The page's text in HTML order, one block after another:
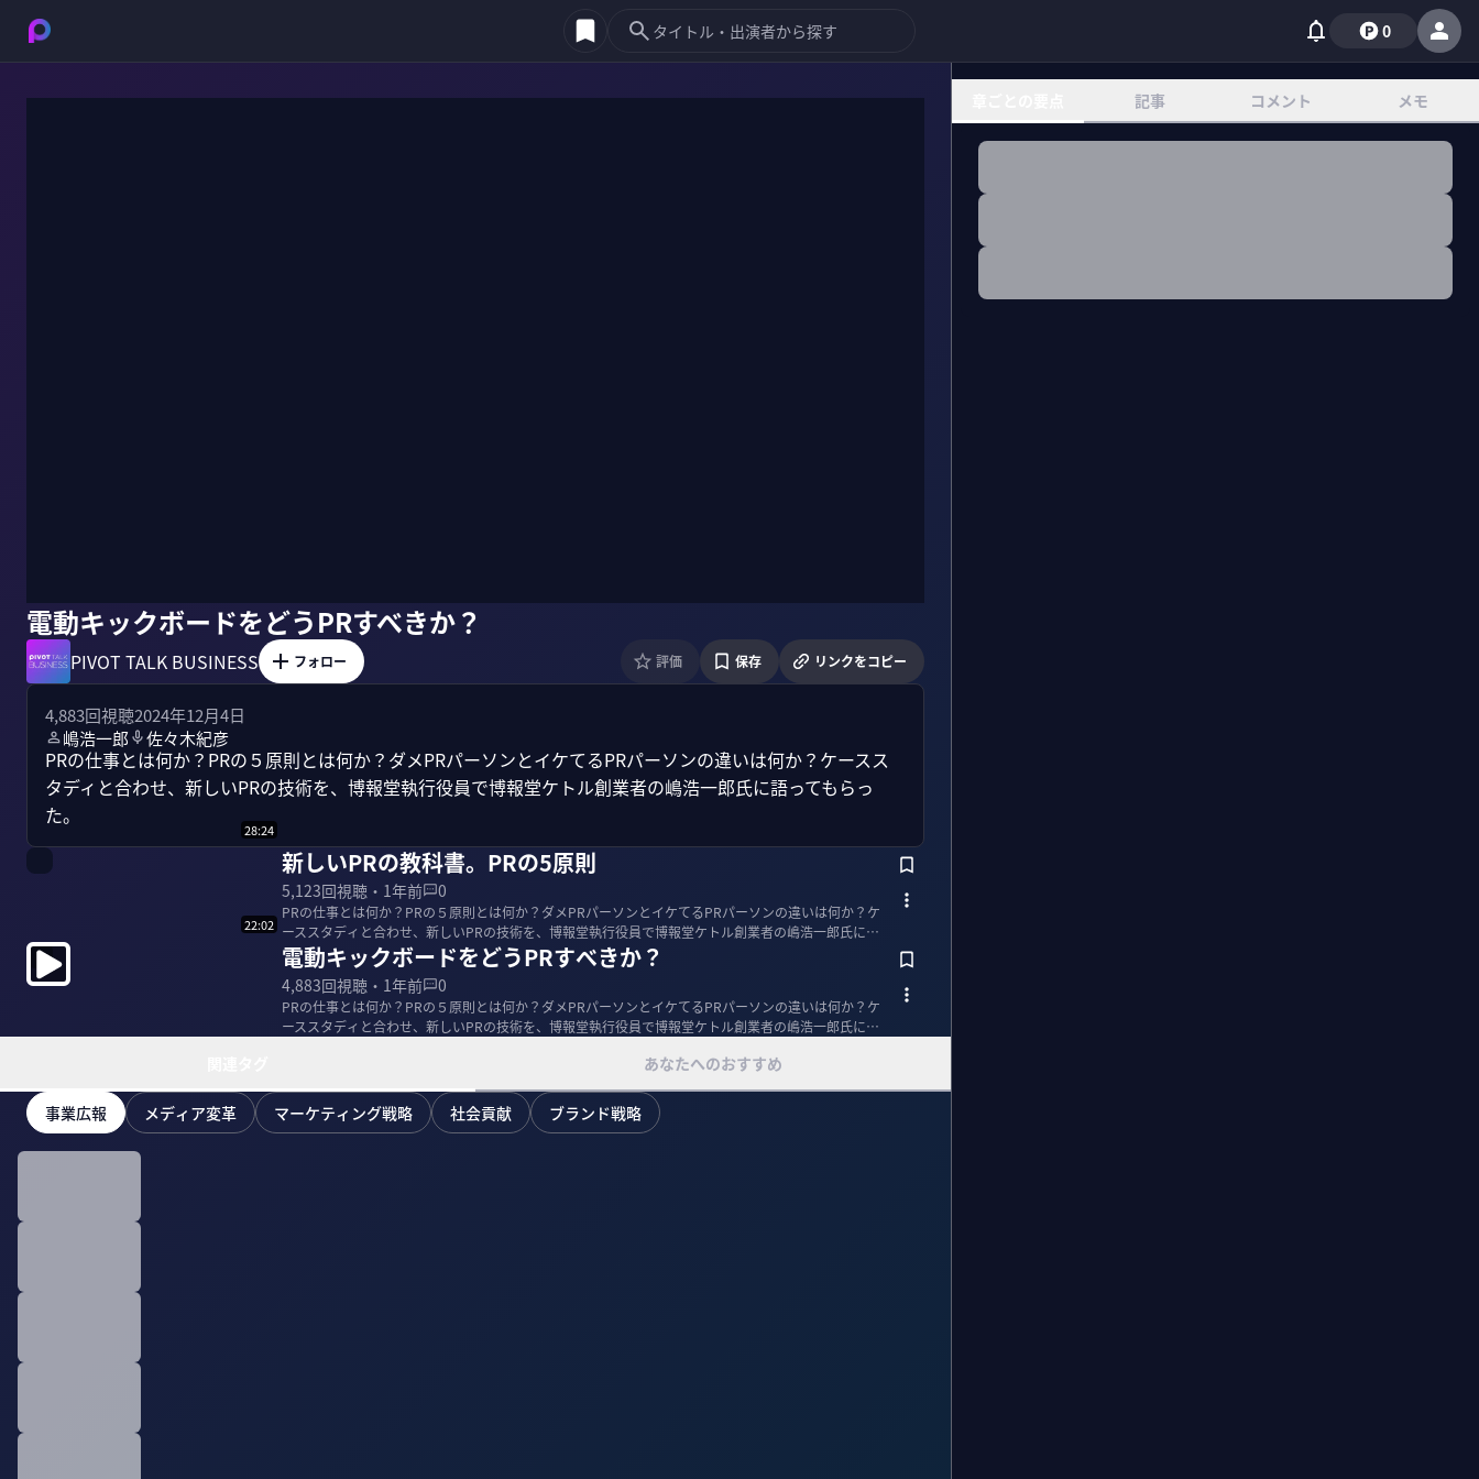
0
電動キックボードをどうPRすべきか？
PIVOT TALK BUSINESS フォロー 評価 保存 リンクをコピー
4,883回視聴2024年12月4日
嶋浩一郎
佐々木紀彦
PRの仕事とは何か？PRの５原則とは何か？ダメPRパーソンとイケてるPRパーソンの違いは何か？ケースス
タディと合わせ、新しいPRの技術を、博報堂執行役員で博報堂ケトル創業者の嶋浩一郎氏に語ってもらっ
た。
28:24
新しいPRの教科書。PRの5原則
5,123回視聴・ 1年前 0
PRの仕事とは何か？PRの５原則とは何か？ダメPRパーソンとイケてるPRパーソンの違いは何か？ケ
ーススタディと合わせ、新しいPRの技術を、博報堂執行役員で博報堂ケトル創業者の嶋浩一郎氏に語
ってもらった...
22:02
電動キックボードをどうPRすべきか？
4,883回視聴・ 1年前 0
PRの仕事とは何か？PRの５原則とは何か？ダメPRパーソンとイケてるPRパーソンの違いは何か？ケ
ーススタディと合わせ、新しいPRの技術を、博報堂執行役員で博報堂ケトル創業者の嶋浩一郎氏に語
あなたへのおすすめ
事業広報 メディア変革 マーケティング戦略 社会貢献 ブランド戦略
記事 コメント メモ